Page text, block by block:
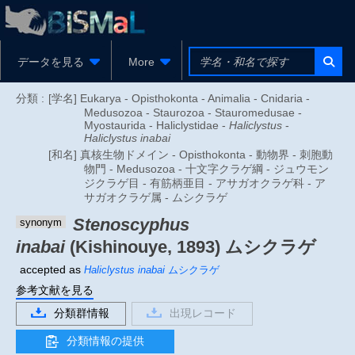
データを見る More
分類 : [学名] Eukarya - Opisthokonta - Animalia - Cnidaria -
Medusozoa - Staurozoa - Stauromedusae -
Myostaurida - Haliclystidae - Haliclystus -
Haliclystus inabai
[和名] 真核生物ドメイン - Opisthokonta - 動物界 - 刺胞動
物門 - Medusozoa - 十文字クラゲ綱 - ジュウモン
ジクラゲ目 - 有筋柄亜目 - アサガオクラゲ科 - ア
サガオクラゲ属 - ムシクラゲ
synonym
Stenoscyphus
inabai(Kishinouye, 1893) ムシクラゲ
accepted as Haliclystus inabai ムシクラゲ
参考文献を見る
分類群情報
出現レコード
分類情報の提供